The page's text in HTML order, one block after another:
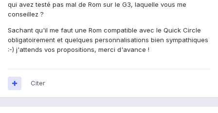
qui avez testé pas mal de Rom sur le G3, laquelle vous me
conseillez ?
Sachant qu'il me faut une Rom compatible avec le Quick Circle
obligatoirement et quelques personnalisations bien sympathiques
:-) j'attends vos propositions, merci d'avance !
Citer